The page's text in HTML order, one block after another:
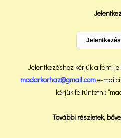
Jelentkezéshez kérjük a fenti
madarkorhaz@gmail.come-
kérjük feltüntetni:
További részletek,